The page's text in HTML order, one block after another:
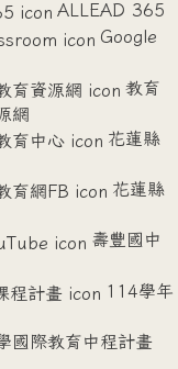
ALLEAD 365
Google
教育
網
花蓮縣
花蓮縣
壽豐國中
114學年